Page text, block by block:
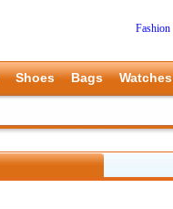
Fashion
Shoes Bags Watches